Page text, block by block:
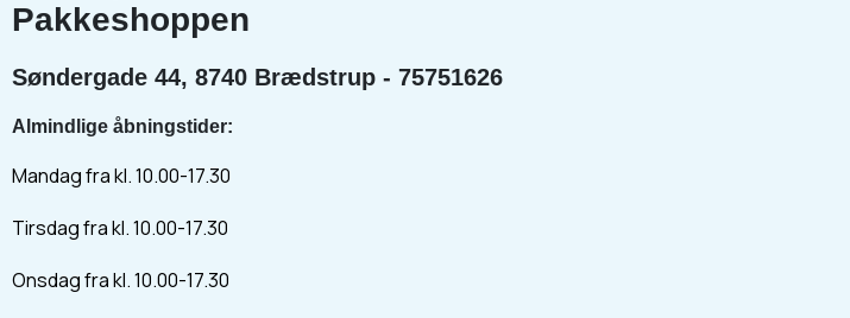
Pakkeshoppen
Søndergade 44, 8740 Brædstrup - 75751626
Almindlige åbningstider:
Mandag fra kl. 10.00-17.30
Tirsdag fra kl. 10.00-17.30
Onsdag fra kl. 10.00-17.30